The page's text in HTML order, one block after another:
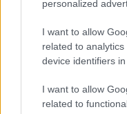
personalized
I want to allow
related to
device identifiers in
I want to allow
related to
Ogura a hajrában
nyomás alá
Marquez azonban
győzelmét, amivel